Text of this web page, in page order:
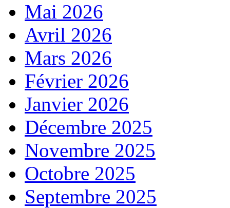
Mai 2026
Avril 2026
Mars 2026
Février 2026
Janvier 2026
Décembre 2025
Novembre 2025
Octobre 2025
Septembre 2025